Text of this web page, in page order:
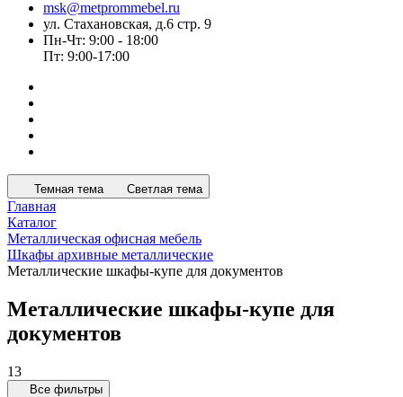
msk@metprommebel.ru
ул. Стахановская, д.6 стр. 9
Пн-Чт: 9:00 - 18:00
Пт: 9:00-17:00
Темная тема Светлая тема
Главная
Каталог
Металлическая офисная мебель
Шкафы архивные металлические
Металлические шкафы-купе для документов
Металлические шкафы-купе для
документов
13
Все фильтры